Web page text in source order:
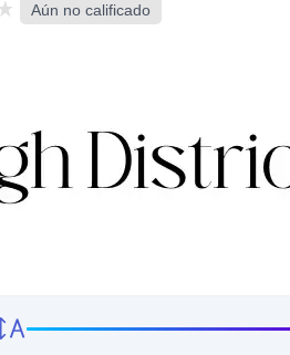
Aún no calificado